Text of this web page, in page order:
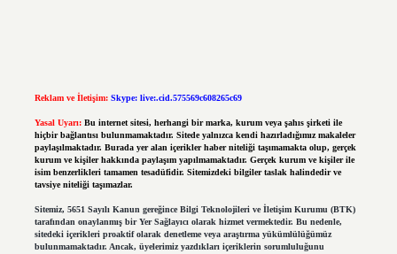
Reklam ve İletişim: Skype: live:.cid.575569c608265c69
Yasal Uyarı: Bu internet sitesi, herhangi bir marka, kurum veya şahıs şirketi ile
hiçbir bağlantısı bulunmamaktadır. Sitede yalnızca kendi hazırladığımız makaleler
paylaşılmaktadır. Burada yer alan içerikler haber niteliği taşımamakta olup, gerçek
kurum ve kişiler hakkında paylaşım yapılmamaktadır. Gerçek kurum ve kişiler ile
isim benzerlikleri tamamen tesadüfidir. Sitemizdeki bilgiler taslak halindedir ve
tavsiye niteliği taşımazlar.
Sitemiz, 5651 Sayılı Kanun gereğince Bilgi Teknolojileri ve İletişim Kurumu (BTK)
tarafından onaylanmış bir Yer Sağlayıcı olarak hizmet vermektedir. Bu nedenle,
sitedeki içerikleri proaktif olarak denetleme veya araştırma yükümlülüğümüz
bulunmamaktadır. Ancak, üyelerimiz yazdıkları içeriklerin sorumluluğunu